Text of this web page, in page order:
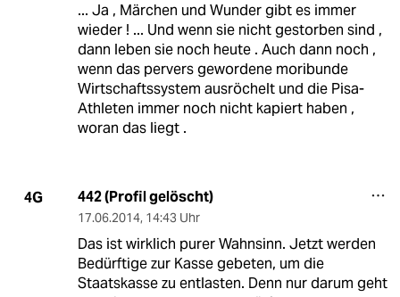
... Ja , Märchen und Wunder gibt es immer
wieder ! ... Und wenn sie nicht gestorben sind ,
dann leben sie noch heute . Auch dann noch ,
wenn das pervers gewordene moribunde
Wirtschaftssystem ausröchelt und die Pisa-
Athleten immer noch nicht kapiert haben ,
woran das liegt .
4G 442 (Profil gelöscht)
17.06.2014, 14:43 Uhr
Das ist wirklich purer Wahnsinn. Jetzt werden
Bedürftige zur Kasse gebeten, um die
Staatskasse zu entlasten. Denn nur darum geht